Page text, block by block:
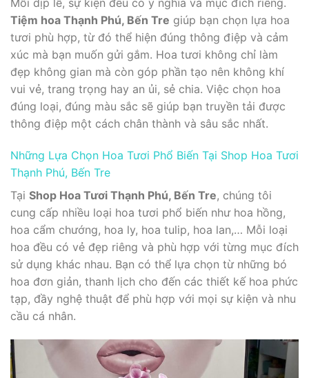
Mỗi dịp lễ, sự kiện đều có ý nghĩa và mục đích riêng.
Tiệm hoa Thạnh Phú, Bến Tre giúp bạn chọn lựa hoa
tươi phù hợp, từ đó thể hiện đúng thông điệp và cảm
xúc mà bạn muốn gửi gắm. Hoa tươi không chỉ làm
đẹp không gian mà còn góp phần tạo nên không khí
vui vẻ, trang trọng hay an ủi, sẻ chia. Việc chọn hoa
đúng loại, đúng màu sắc sẽ giúp bạn truyền tải được
thông điệp một cách chân thành và sâu sắc nhất.
Những Lựa Chọn Hoa Tươi Phổ Biến Tại Shop Hoa Tươi
Thạnh Phú, Bến Tre
Tại Shop Hoa Tươi Thạnh Phú, Bến Tre, chúng tôi
cung cấp nhiều loại hoa tươi phổ biến như hoa hồng,
hoa cẩm chướng, hoa ly, hoa tulip, hoa lan,… Mỗi loại
hoa đều có vẻ đẹp riêng và phù hợp với từng mục đích
sử dụng khác nhau. Bạn có thể lựa chọn từ những bó
hoa đơn giản, thanh lịch cho đến các thiết kế hoa phức
tạp, đầy nghệ thuật để phù hợp với mọi sự kiện và nhu
cầu cá nhân.